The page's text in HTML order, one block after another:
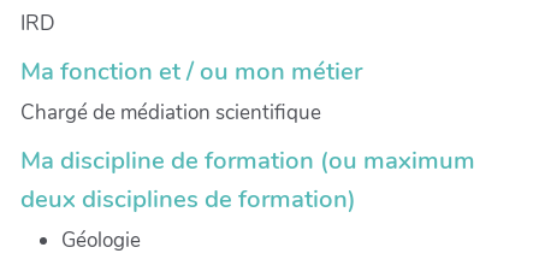
IRD
Ma fonction et / ou mon métier
Chargé de médiation scientifique
Ma discipline de formation (ou maximum
deux disciplines de formation)
Géologie